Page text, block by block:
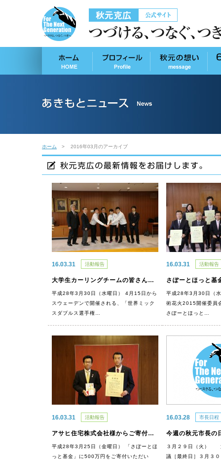
ホーム 2016年03月のアーカイブ
16.03.31 活動報告
大学生カーリングチームの皆さんがお越しになりました
平成28年3月30日（水曜日） 4月15日から
スウェーデンで開催される、「世界ミック
スダブルス選手権…
16.03.31 活動報告
平成28年3月30日（
術花火2015開催委員
さぽーとほっと…
16.03.31 活動報告
アサヒ住宅株式会社様からご寄付をいただきました
平成28年3月25日（金曜日） 「さぽーとほ
っと基金」に500万円をご寄付いただい
16.03.28 市長日程
今週の秋元市長の
３月２９日（火）
議［最終日］３月